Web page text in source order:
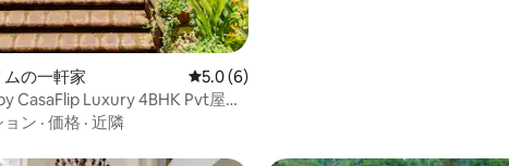
ムの一軒家 レビュー6件、5つ星中5.0つ星の平均評価
5.0 (6)
CasaFlip Luxury 4BHK Pvt屋内
ョン · 価格 · 近隣